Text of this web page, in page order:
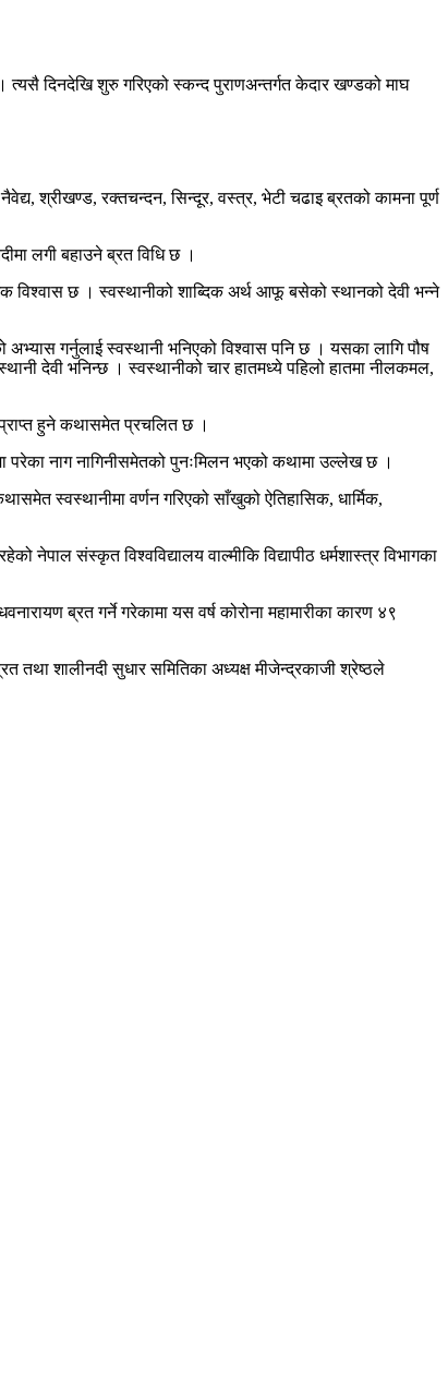
त्यसै दिनदेखि शुरु गरिएको स्कन्द पुराणअन्तर्गत केदार खण्डको माघ
श्रीखण्ड, रक्तचन्दन, सिन्दूर, वस्त्र, भेटी चढाइ ब्रतको कामना पूर्ण
लगी बहाउने ब्रत विधि छ ।
विश्वास छ । स्वस्थानीको शाब्दिक अर्थ आफू बसेको स्थानको देवी भन्ने
गर्नुलाई स्वस्थानी भनिएको विश्वास पनि छ । यसका लागि पौष
देवी भनिन्छ । स्वस्थानीको चार हातमध्ये पहिलो हातमा नीलकमल,
प्राप्त हुने कथासमेत प्रचलित छ ।
परेका नाग नागिनीसमेतको पुनःमिलन भएको कथामा उल्लेख छ ।
स्वस्थानीमा वर्णन गरिएको साँखुको ऐतिहासिक, धार्मिक,
नेपाल संस्कृत विश्वविद्यालय वाल्मीकि विद्यापीठ धर्मशास्त्र विभागका
ब्रत गर्ने गरेकामा यस वर्ष कोरोना महामारीका कारण ४९
तथा शालीनदी सुधार समितिका अध्यक्ष मीजेन्द्रकाजी श्रेष्ठले